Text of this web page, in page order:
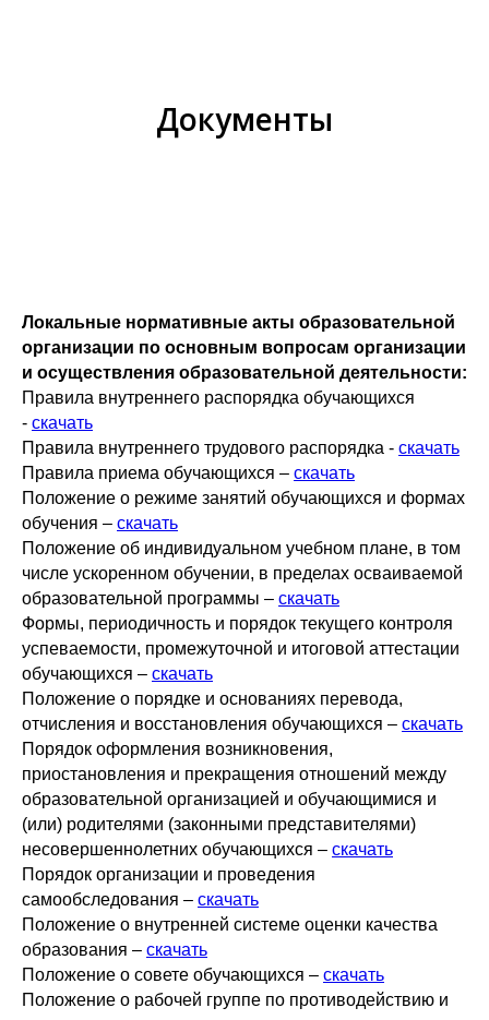
Документы
Локальные нормативные акты образовательной
организации по основным вопросам организации
и осуществления образовательной деятельности:
Правила внутреннего распорядка обучающихся
- скачать
Правила внутреннего трудового распорядка - скачать
Правила приема обучающихся – скачать
Положение о режиме занятий обучающихся и формах
обучения – скачать
Положение об индивидуальном учебном плане, в том
числе ускоренном обучении, в пределах осваиваемой
образовательной программы – скачать
Формы, периодичность и порядок текущего контроля
успеваемости, промежуточной и итоговой аттестации
обучающихся – скачать
Положение о порядке и основаниях перевода,
отчисления и восстановления обучающихся – скачать
Порядок оформления возникновения,
приостановления и прекращения отношений между
образовательной организацией и обучающимися и
(или) родителями (законными представителями)
несовершеннолетних обучающихся – скачать
Порядок организации и проведения
самообследования – скачать
Положение о внутренней системе оценки качества
образования – скачать
Положение о совете обучающихся – скачать
Положение о рабочей группе по противодействию и